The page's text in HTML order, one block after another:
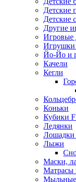
Детские
Детские
Другие
Игровые
Игрушки
Йо-Йо и
Качели
Кегли
Коньки
Кубики
Ледянки
Лошадки
Лыжи
Маски,
Матрасы